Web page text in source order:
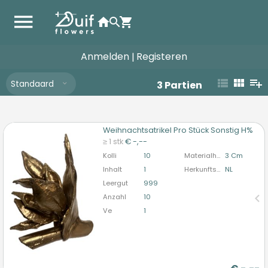
Anmelden | Registeren
Standaard 3 Partien
Weihnachtsatrikel Pro Stück Sonstig H%
≥ 1 stk€ -,--
Kolli 10 Materialhöhe 3 Cm
Inhalt
1 Herkunftsland NL
Leergut
999
Anzahl
10
Ve
1
Weihnachtsatrikel Pro Stück Sonstig H%
U moet ingelogd zijn om te kunnen kopen.
Hier
bitte anmelden